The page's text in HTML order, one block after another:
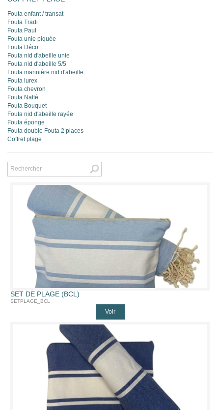
Fouta enfant / transat
Fouta Tradi
Fouta Paul
Fouta unie piquée
Fouta Déco
Fouta nid d'abeille unie
Fouta nid d'abeille 5/5
Fouta marinière nid d'abeille
Fouta lurex
Fouta chevron
Fouta Natté
Fouta Bouquet
Fouta nid d'abeille rayée
Fouta éponge
Fouta double Fouta 2 places
Coffret plage
SET DE PLAGE (BCL)
SETPLAGE_BCL
Voir